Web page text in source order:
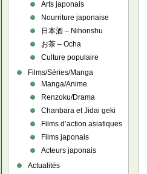
Arts japonais
Nourriture japonaise
日本酒 – Nihonshu
お茶 – Ocha
Culture populaire
Films/Séries/Manga
Manga/Anime
Renzoku/Drama
Chanbara et Jidai geki
Films d’action asiatiques
Films japonais
Acteurs japonais
Actualités